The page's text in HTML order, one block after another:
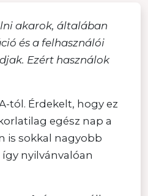
akarok, általában
és a felhasználói
Ezért használok
tól. Érdekelt, hogy ez
egész nap a
is sokkal nagyobb
nyilvánvalóan